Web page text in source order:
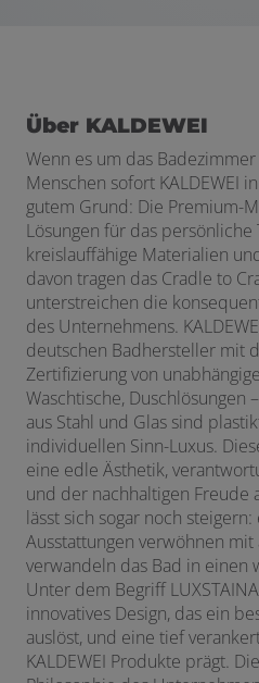
Über KALDEWEI
Wenn es um das
Menschen sofort KALDEWEI
gutem Grund: Die Premium-
Lösungen für das
kreislauffähige Materialien
davon tragen das Cradle to
unterstreichen die
des Unternehmens.
deutschen Badhersteller mit
Zertifizierung von
Waschtische, Duschlösungen
aus Stahl und Glas sind
individuellen Sinn-Luxus.
eine edle Ästhetik,
und der nachhaltigen Freude
lässt sich sogar noch
Ausstattungen verwöhnen
verwandeln das Bad in einen
Unter dem Begriff
innovatives Design, das ein
auslöst, und eine tief
KALDEWEI Produkte prägt.